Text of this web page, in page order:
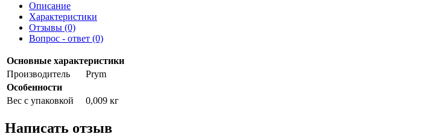
Описание
Характеристики
Отзывы (0)
Вопрос - ответ (0)
Основные характеристики
Производитель
Prym
Особенности
Вес с упаковкой
0,009 кг
Написать отзыв